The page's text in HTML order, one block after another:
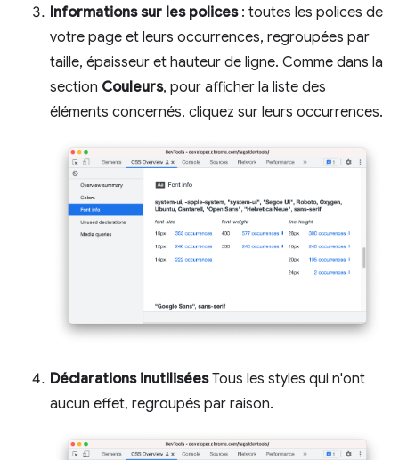
Informations sur les polices: toutes les polices de
votre page et leurs occurrences, regroupées par
taille, épaisseur et hauteur de ligne. Comme dans la
section Couleurs, pour afficher la liste des
éléments concernés, cliquez sur leurs occurrences.
Déclarations inutiliséesTous les styles qui n'ont
aucun effet, regroupés par raison.